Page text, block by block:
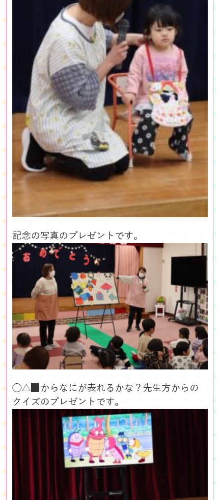
記念の写真のプレゼントです。
◯△▉からなにが表れるかな？先生方からの
クイズのプレゼントです。